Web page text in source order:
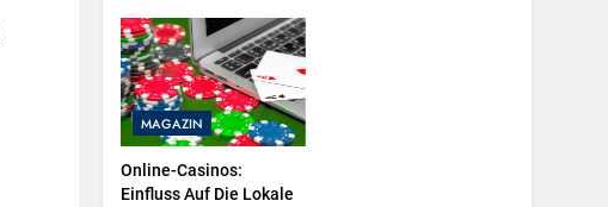
MAGAZIN
Online-Casinos:
Einfluss Auf Die Lokale